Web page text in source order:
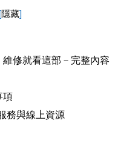
隱藏]
修就看這部－完整內容​
項
務與線上資源